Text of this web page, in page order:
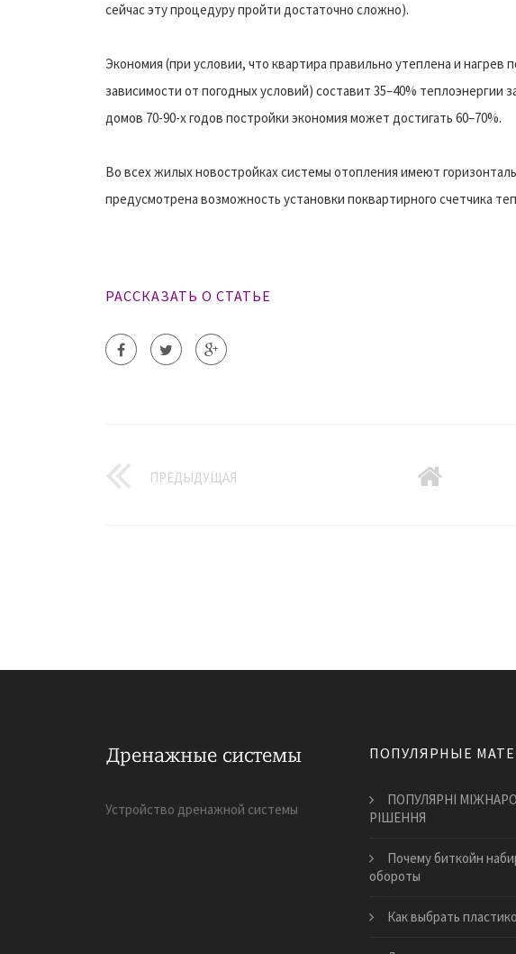
сейчас эту процедуру пройти достаточно сложно).
Экономия (при условии, что квартира правильно утеплена и нагрев
зависимости от погодных условий) составит 35–40% теплоэнергии
домов 70-90-х годов постройки экономия может достигать 60–70%.
Во всех жилых новостройках системы отопления имеют
предусмотрена возможность установки поквартирного счетчика
РАССКАЗАТЬ О СТАТЬЕ
ПРЕДЫДУЩАЯ
Устройство дренажной системы
ПОПУЛЯРНЫЕ
ПОПУЛЯРНІ
РІШЕННЯ
Почему биткойн
обороты
Как выбрать